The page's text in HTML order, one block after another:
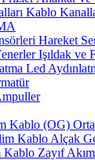
Kablo
Hareket
Işıldak ve
Led
Alçak
Zayıf